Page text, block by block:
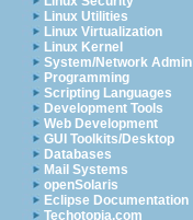
Linux Utilities
Linux Virtualization
Linux Kernel
System/Network Admin
Programming
Scripting Languages
Development Tools
Web Development
GUI Toolkits/Desktop
Databases
Mail Systems
openSolaris
Eclipse Documentation
Techotopia.com